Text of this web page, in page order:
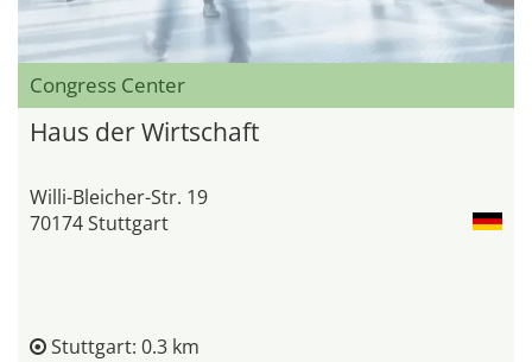
Congress Center
Haus der Wirtschaft
Willi-Bleicher-Str. 19
70174 Stuttgart
Stuttgart: 0.3 km